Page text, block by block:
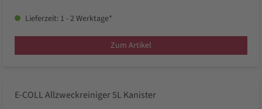
Lieferzeit: 1 - 2 Werktage*
Zum Artikel
E-COLL Allzweckreiniger 5L Kanister